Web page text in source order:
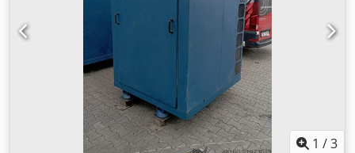
1 /3